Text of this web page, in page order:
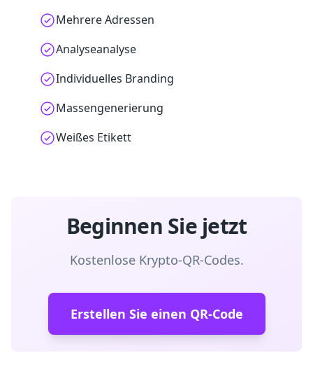
Mehrere Adressen
Analyseanalyse
Individuelles Branding
Massengenerierung
Weißes Etikett
Beginnen Sie jetzt
Kostenlose Krypto-QR-Codes.
Erstellen Sie einen QR-Code